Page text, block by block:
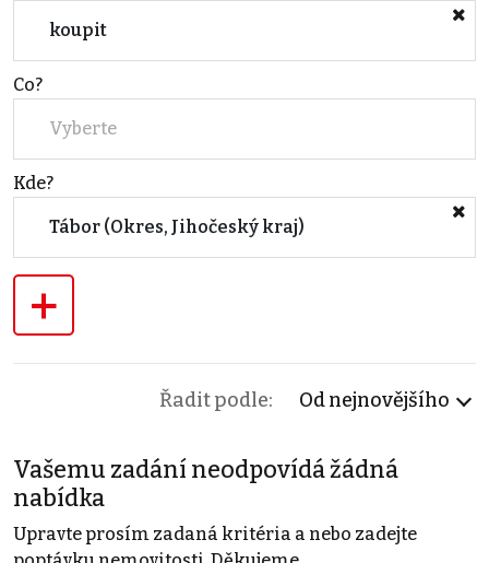
koupit
Co?
Vyberte
Kde?
Tábor (Okres, Jihočeský kraj)
+
Řadit podle: Od nejnovějšího
Vašemu zadání neodpovídá žádná
nabídka
Upravte prosím zadaná kritéria a nebo zadejte